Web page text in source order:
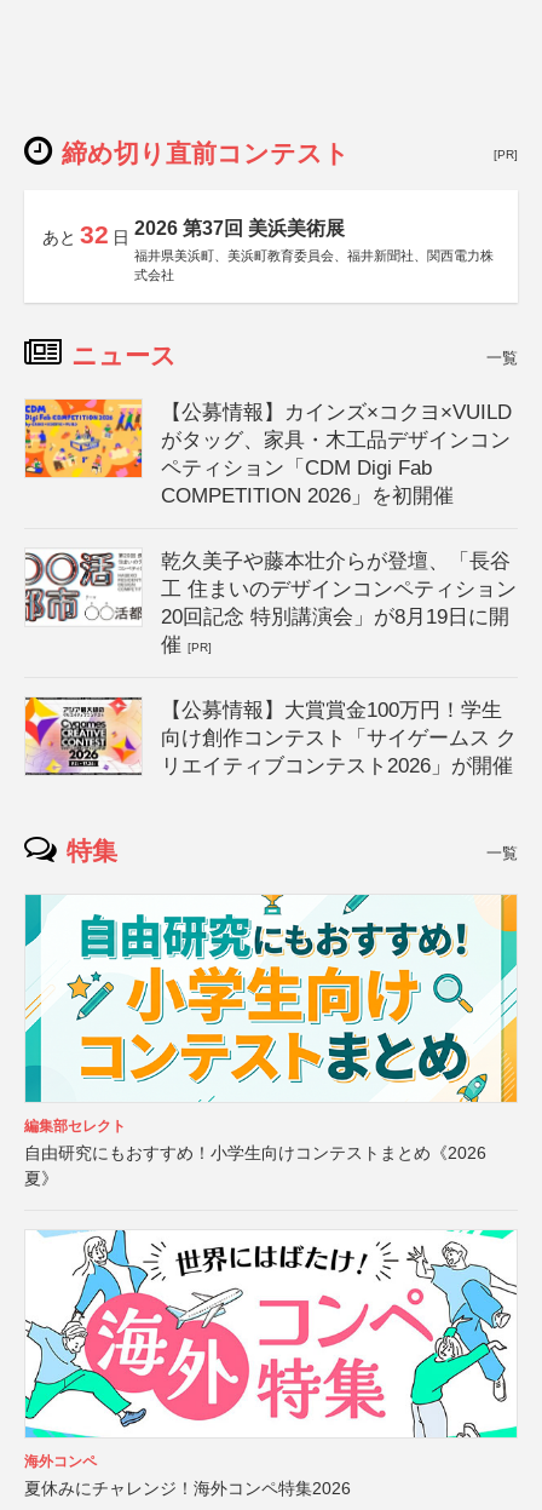
締め切り直前コンテスト [PR]
あと 32 日 2026 第37回 美浜美術展
福井県美浜町、美浜町教育委員会、福井新聞社、関西電力株
式会社
ニュース 一覧
【公募情報】カインズ×コクヨ×VUILD
がタッグ、家具・木工品デザインコン
ペティション「CDM Digi Fab
COMPETITION 2026」を初開催
乾久美子や藤本壮介らが登壇、「長谷
工 住まいのデザインコンペティション
20回記念 特別講演会」が8月19日に開
催[PR]
【公募情報】大賞賞金100万円！学生
向け創作コンテスト「サイゲームス ク
リエイティブコンテスト2026」が開催
特集 一覧
編集部セレクト
自由研究にもおすすめ！小学生向けコンテストまとめ《2026
夏》
海外コンペ
夏休みにチャレンジ！海外コンペ特集2026